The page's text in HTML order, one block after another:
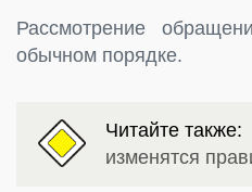
Рассмотрение
обычном порядке.
Читайте также:
изменятся